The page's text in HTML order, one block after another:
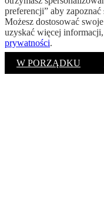
preferencji” aby zapoznać
Możesz dostosować
uzyskać więcej informacji,
prywatności.
W PORZĄDKU